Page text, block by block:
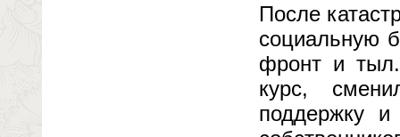
После
социальную
фронт и тыл.
курс,
поддержку